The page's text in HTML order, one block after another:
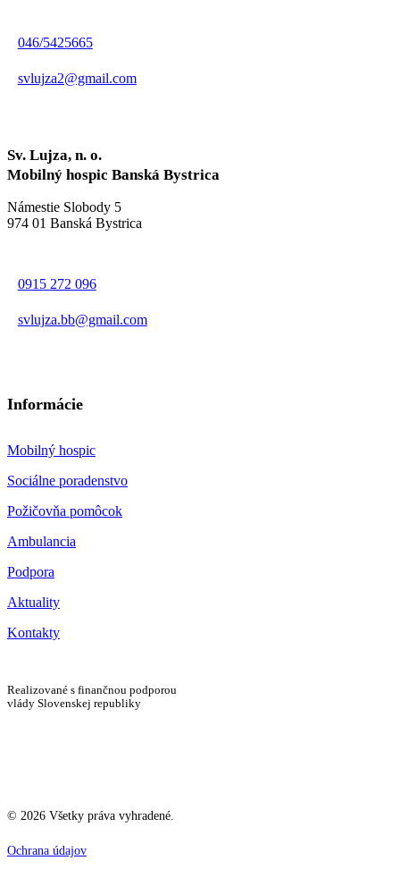
046/5425665
svlujza2@gmail.com
Sv. Lujza, n. o.
Mobilný hospic Banská Bystrica
Námestie Slobody 5
974 01 Banská Bystrica
0915 272 096
svlujza.bb@gmail.com
Informácie
Mobilný hospic
Sociálne poradenstvo
Požičovňa pomôcok
Ambulancia
Podpora
Aktuality
Kontakty
Realizované s finančnou podporou
vlády Slovenskej republiky
© 2026 Všetky práva vyhradené.
Ochrana údajov